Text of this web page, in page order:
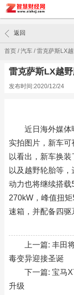
首页/汽车/雷克萨斯LX
返回
雷克萨斯LX越
发布时间:2020/12/24
近日海外媒体
实拍图片，新车
以看出，新车换
以及越野轮胎等
动力也将继续搭
270kW，峰值扭
速箱，并配备四驱
上一篇: 丰田
毒变异迎接圣诞
下一篇: 宝马
升级